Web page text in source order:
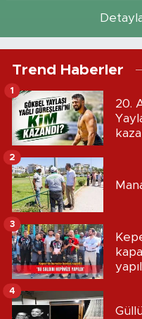
Trend Haberler
20.
1
2
3
4